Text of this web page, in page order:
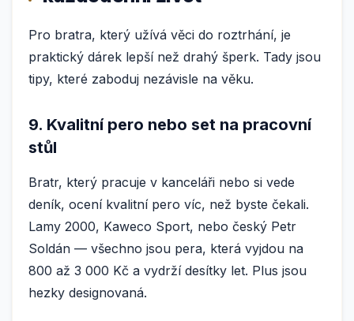
Pro bratra, který užívá věci do roztrhání, je
praktický dárek lepší než drahý šperk. Tady jsou
tipy, které zaboduj nezávisle na věku.
9. Kvalitní pero nebo set na pracovní
stůl
Bratr, který pracuje v kanceláři nebo si vede
deník, ocení kvalitní pero víc, než byste čekali.
Lamy 2000, Kaweco Sport, nebo český Petr
Soldán — všechno jsou pera, která vyjdou na
800 až 3 000 Kč a vydrží desítky let. Plus jsou
hezky designovaná.